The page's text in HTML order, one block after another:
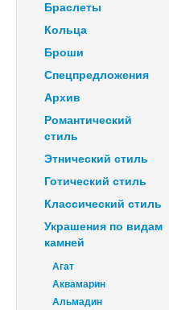
Браслеты
Кольца
Броши
Спецпредложения
Архив
Романтический
стиль
Этнический стиль
Готический стиль
Классический стиль
Украшения по видам
камней
Агат
Аквамарин
Альмадин